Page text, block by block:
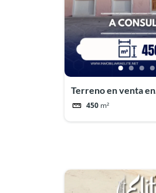
Terreno en venta en
Macuto#INM456
450 m²